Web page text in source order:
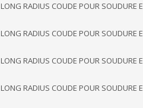
RADIUS COUDE POUR SOUDURE
RADIUS COUDE POUR SOUDURE
RADIUS COUDE POUR SOUDURE
RADIUS COUDE POUR SOUDURE